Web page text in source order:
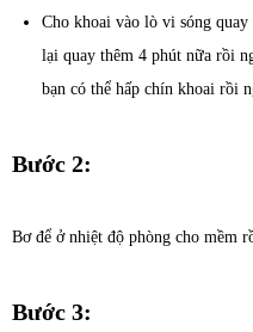
Cho khoai vào lò vi sóng
lại quay thêm 4 phút nữa rồi
bạn có thể hấp chín khoai rồi
Bước 2:
Bơ để ở nhiệt độ phòng cho mềm
Bước 3: